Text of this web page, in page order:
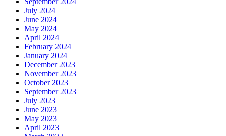
July 2024
June 2024
May 2024
April 2024
February 2024
January 2024
December 2023
November 2023
October 2023
September 2023
July 2023
June 2023
May 2023
April 2023